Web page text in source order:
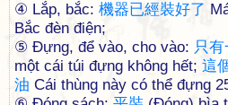
④ Lắp, bắc: 機器已經裝好了
Bắc đèn điện;
⑤ Đựng, để vào, cho vào: 只有
một cái túi đựng không hết; 這
油 Cái thùng này có thể đựng